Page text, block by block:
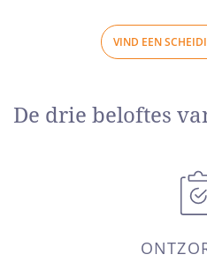
VIND EEN
De drie beloftes